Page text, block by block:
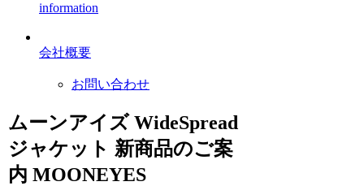
information
会社概要
お問い合わせ
ムーンアイズ WideSpread
ジャケット 新商品のご案
内 MOONEYES